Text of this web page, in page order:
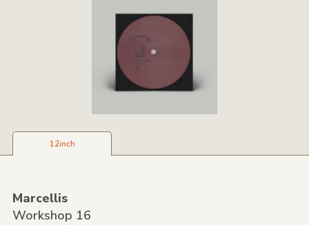
12inch
Marcellis
Workshop 16